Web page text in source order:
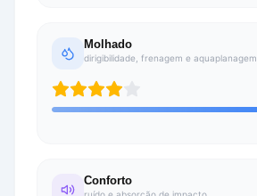
Molhado
dirigibilidade, frenagem e aquaplanagem
Conforto